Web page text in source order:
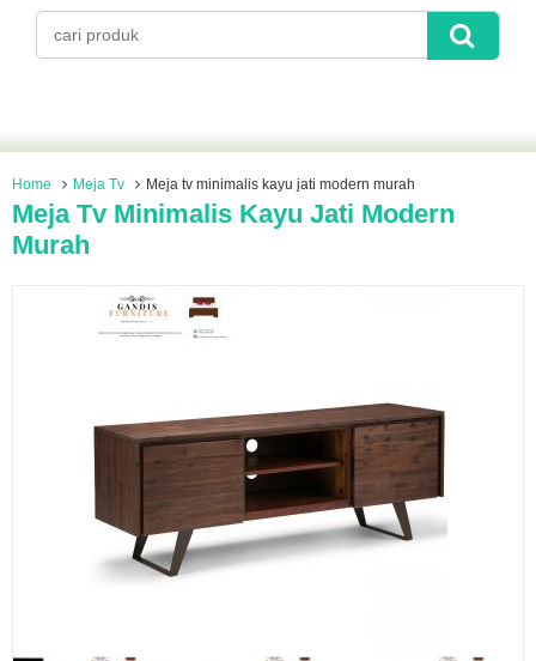
Home Meja Tv Meja tv minimalis kayu jati modern murah
Meja Tv Minimalis Kayu Jati Modern
Murah